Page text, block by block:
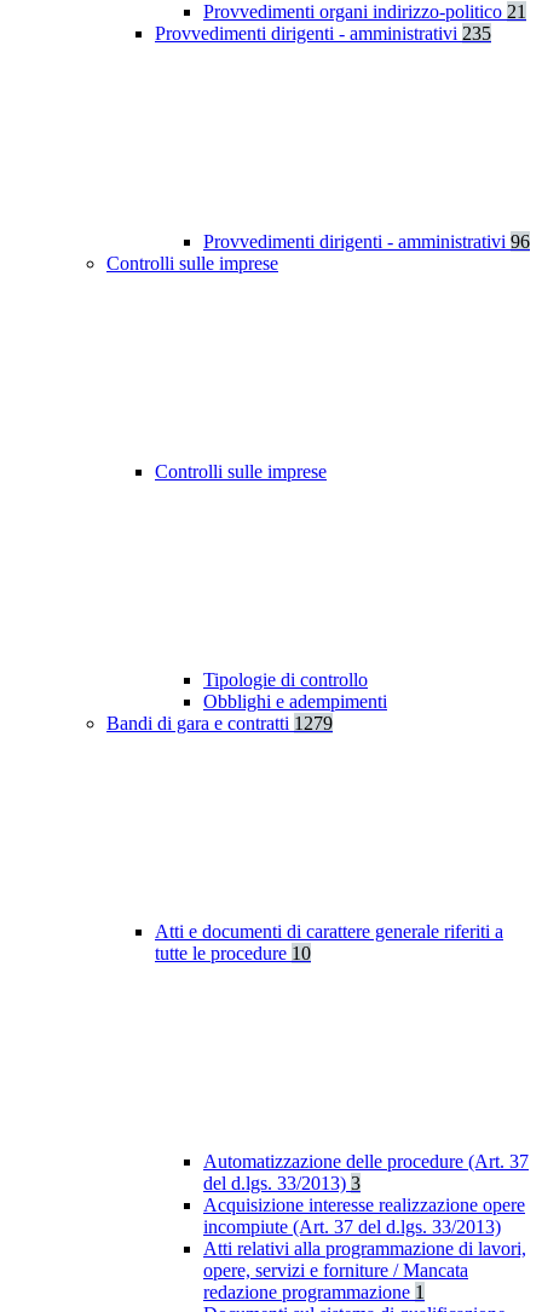
Provvedimenti organi indirizzo-politico 21
Provvedimenti dirigenti - amministrativi 235
Provvedimenti dirigenti - amministrativi 96
Controlli sulle imprese
Controlli sulle imprese
Tipologie di controllo
Obblighi e adempimenti
Bandi di gara e contratti 1279
Atti e documenti di carattere generale riferiti a
tutte le procedure 10
Automatizzazione delle procedure (Art. 37
del d.lgs. 33/2013) 3
Acquisizione interesse realizzazione opere
incompiute (Art. 37 del d.lgs. 33/2013)
Atti relativi alla programmazione di lavori,
opere, servizi e forniture / Mancata
redazione programmazione 1